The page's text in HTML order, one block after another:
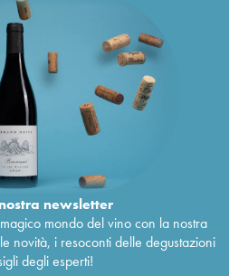
newsletter
mondo del vino con la nostra
novità, i resoconti delle degustazioni
degli esperti!